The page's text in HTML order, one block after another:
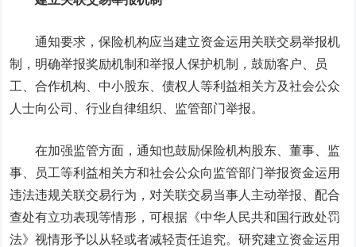
通知要求，保险机构应当建立资金运用关联交易举报机
制，明确举报奖励机制和举报人保护机制，鼓励客户、员
工、合作机构、中小股东、债权人等利益相关方及社会公众
人士向公司、行业自律组织、监管部门举报。
在加强监管方面，通知也鼓励保险机构股东、董事、监
事、员工等利益相关方和社会公众向监管部门举报资金运用
违法违规关联交易行为，对关联交易当事人主动举报、配合
查处有立功表现等情形，可根据《中华人民共和国行政处罚
法》视情形予以从轻或者减轻责任追究。研究建立资金运用